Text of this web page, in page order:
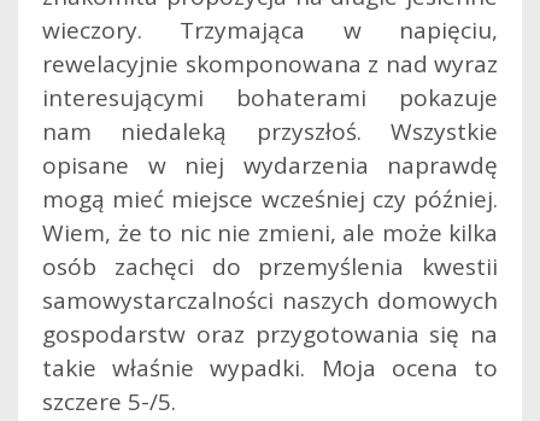
wieczory. Trzymająca w napięciu,
rewelacyjnie skomponowana z nad wyraz
interesującymi bohaterami pokazuje
nam niedaleką przyszłoś. Wszystkie
opisane w niej wydarzenia naprawdę
mogą mieć miejsce wcześniej czy później.
Wiem, że to nic nie zmieni, ale może kilka
osób zachęci do przemyślenia kwestii
samowystarczalności naszych domowych
gospodarstw oraz przygotowania się na
takie właśnie wypadki. Moja ocena to
szczere 5-/5.